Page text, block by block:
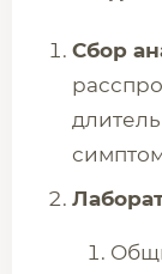
Сбор